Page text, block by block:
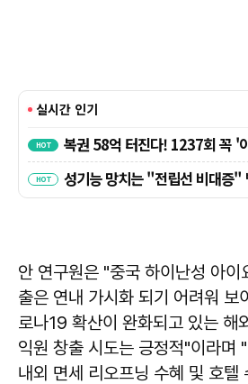
안 연구원은 "중국 하이난성 아이
출은 연내 가시화 되기 어려워 보
로나19 확산이 완화되고 있는 해
익원 창출 시도는 긍정적"이라며
내외 면세 리오프닝 수혜 및 호텔